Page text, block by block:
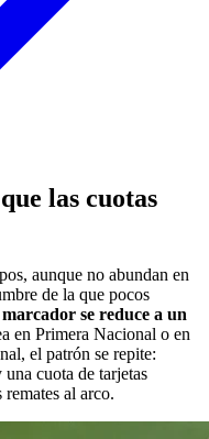
las cuotas
aunque no abundan en
de la que pocos
se reduce a un
en Primera Nacional o en
el patrón se repite:
cuota de tarjetas
remates al arco.